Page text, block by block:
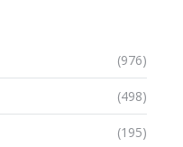
(976)
(498)
(195)